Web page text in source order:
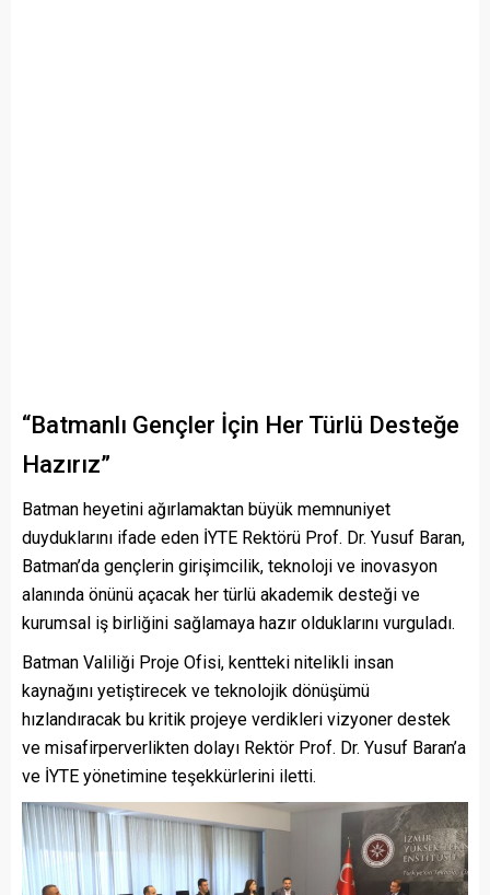
“Batmanlı Gençler İçin Her Türlü Desteğe
Hazırız”
Batman heyetini ağırlamaktan büyük memnuniyet
duyduklarını ifade eden İYTE Rektörü Prof. Dr. Yusuf Baran,
Batman’da gençlerin girişimcilik, teknoloji ve inovasyon
alanında önünü açacak her türlü akademik desteği ve
kurumsal iş birliğini sağlamaya hazır olduklarını vurguladı.
Batman Valiliği Proje Ofisi, kentteki nitelikli insan
kaynağını yetiştirecek ve teknolojik dönüşümü
hızlandıracak bu kritik projeye verdikleri vizyoner destek
ve misafirperverlikten dolayı Rektör Prof. Dr. Yusuf Baran’a
ve İYTE yönetimine teşekkürlerini iletti.